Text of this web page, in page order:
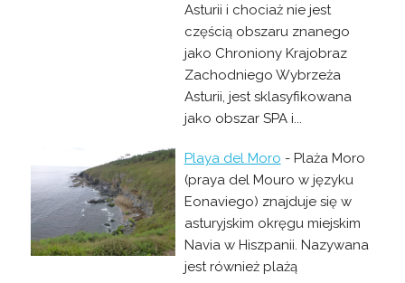
Asturii i chociaż nie jest
częścią obszaru znanego
jako Chroniony Krajobraz
Zachodniego Wybrzeża
Asturii, jest sklasyfikowana
jako obszar SPA i...
Playa del Moro - Plaża Moro
(praya del Mouro w języku
Eonaviego) znajduje się w
asturyjskim okręgu miejskim
Navia w Hiszpanii. Nazywana
jest również plażą